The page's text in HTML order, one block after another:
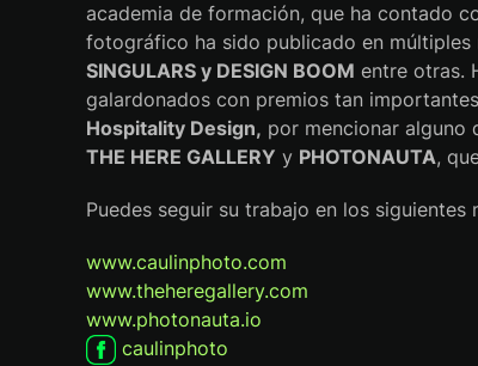
academia de formación, que ha contado
fotográfico ha sido publicado en múltiples
SINGULARS y DESIGN BOOM entre otras.
galardonados con premios tan
Hospitality Design, por mencionar alguno
THE HERE GALLERY y PHOTONAUTA,
Puedes seguir su trabajo en los siguientes
www.caulinphoto.com
www.theheregallery.com
www.photonauta.io
caulinphoto